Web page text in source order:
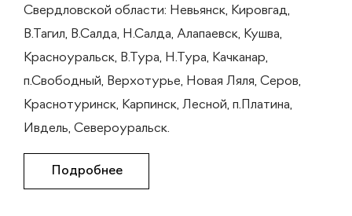
Свердловской области: Невьянск, Кировгад,
В.Тагил, В.Салда, Н.Салда, Алапаевск, Кушва,
Красноуральск, В.Тура, Н.Тура, Качканар,
п.Свободный, Верхотурье, Новая Ляля, Серов,
Краснотуринск, Карпинск, Лесной, п.Платина,
Ивдель, Североуральск.
Подробнее